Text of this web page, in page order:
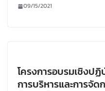
09/15/2021
โครงการอบรมเชิงป
การบริหารและการจั